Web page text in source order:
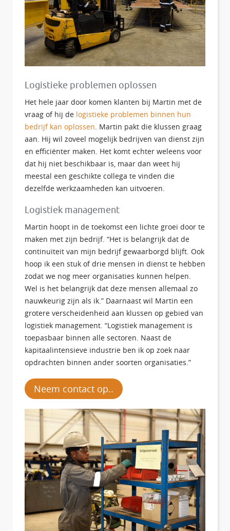
Logistieke problemen oplossen
Het hele jaar door komen klanten bij Martin met de
vraag of hij de logistieke problemen binnen hun
bedrijf kan oplossen. Martin pakt die klussen graag
aan. Hij wil zoveel mogelijk bedrijven van dienst zijn
en efficiënter maken. Het komt echter weleens voor
dat hij niet beschikbaar is, maar dan weet hij
meestal een geschikte collega te vinden die
dezelfde werkzaamheden kan uitvoeren.
Logistiek management
Martin hoopt in de toekomst een lichte groei door te
maken met zijn bedrijf. “Het is belangrijk dat de
continuïteit van mijn bedrijf gewaarborgd blijft. Ook
hoop ik een stuk of drie mensen in dienst te hebben
zodat we nog meer organisaties kunnen helpen.
Wel is het belangrijk dat deze mensen allemaal zo
nauwkeurig zijn als ik.” Daarnaast wil Martin een
grotere verscheidenheid aan klussen op gebied van
logistiek management. “Logistiek management is
toepasbaar binnen alle sectoren. Naast de
kapitaalintensieve industrie ben ik op zoek naar
opdrachten binnen ander soorten organisaties.”
Neem contact op..